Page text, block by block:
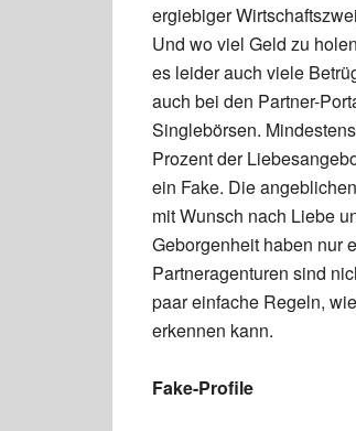
ergiebiger
Und wo viel Geld zu
es leider auch viele
auch bei den Partner-
Singlebörsen.
Prozent der
ein Fake. Die
mit Wunsch nach Liebe
Geborgenheit haben nur
Partneragenturen sind
paar einfache Regeln,
erkennen kann.
Fake-Profile